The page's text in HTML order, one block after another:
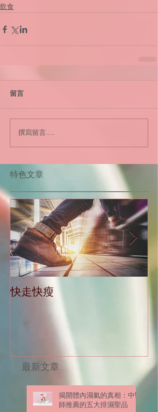
飲食
留言
撰寫留言......
​特色文章
快走快瘦
最新文章
揭開體內濕氣的真相：中醫
師推薦的五大排濕聖品